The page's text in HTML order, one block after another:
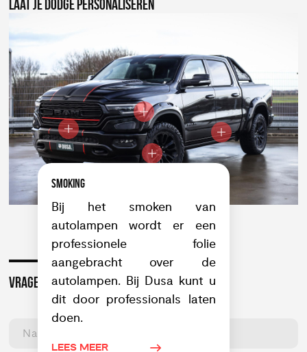
LAAT JE DODGE PERSONALISEREN
SMOKING
Bij het smoken van
autolampen wordt er een
professionele folie
aangebracht over de
autolampen. Bij Dusa kunt u
dit door professionals laten
doen.
LEES MEER
VRAGEN OF INTERESSE?